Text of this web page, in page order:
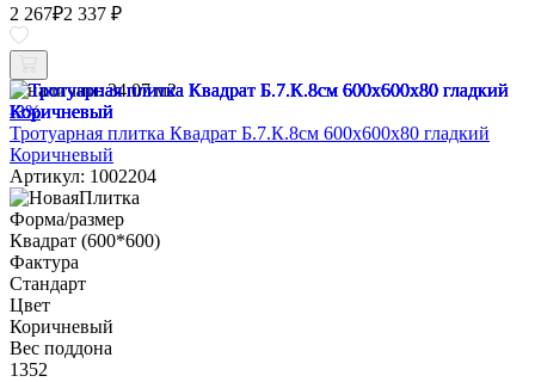
2 267₽2 337 ₽
В наличии: 34.07 м2
-3%
Тротуарная плитка Квадрат Б.7.К.8см 600х600х80 гладкий
Коричневый
Артикул: 1002204
Форма/размер
Квадрат (600*600)
Фактура
Стандарт
Цвет
Коричневый
Вес поддона
1352